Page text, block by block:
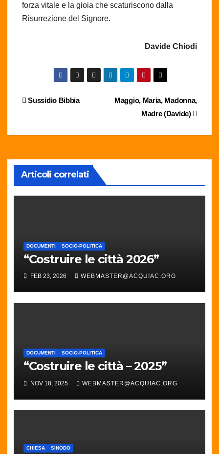
forza vitale e la gioia che scaturiscono dalla
Risurrezione del Signore.
Davide Chiodi
Navigazione
Maggio, Maria, Madonna,
Madre (Davide)
Sussidio Bibbia
Articoli correlati
DOCUMENTI SOCIO-POLITICA
“Costruire le città 2026”
FEB 23, 2026 WEBMASTER@ACQUIAC.ORG
DOCUMENTI SOCIO-POLITICA
“Costruire le città – 2025”
NOV 18, 2025 WEBMASTER@ACQUIAC.ORG
CHIESA SINODO